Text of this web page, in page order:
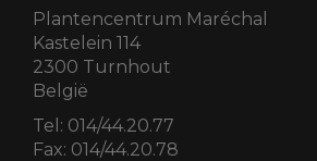
Plantencentrum Maréchal
Kastelein 114
2300 Turnhout
België
Tel: 014/44.20.77
Fax: 014/44.20.78